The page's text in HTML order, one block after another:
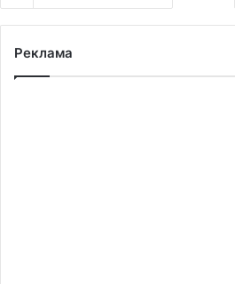
Реклама